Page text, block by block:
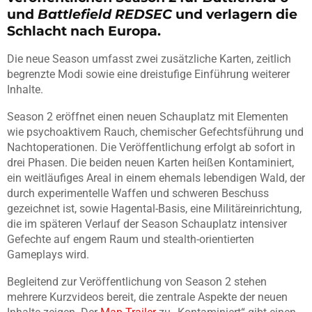
und Battlefield REDSECund verlagern die
Schlacht nach Europa.
Die neue Season umfasst zwei zusätzliche Karten, zeitlich
begrenzte Modi sowie eine dreistufige Einführung weiterer
Inhalte.
Season 2 eröffnet einen neuen Schauplatz mit Elementen
wie psychoaktivem Rauch, chemischer Gefechtsführung und
Nachtoperationen. Die Veröffentlichung erfolgt ab sofort in
drei Phasen. Die beiden neuen Karten heißen Kontaminiert,
ein weitläufiges Areal in einem ehemals lebendigen Wald, der
durch experimentelle Waffen und schweren Beschuss
gezeichnet ist, sowie Hagental-Basis, eine Militäreinrichtung,
die im späteren Verlauf der Season Schauplatz intensiver
Gefechte auf engem Raum und stealth-orientierten
Gameplays wird.
Begleitend zur Veröffentlichung von Season 2 stehen
mehrere Kurzvideos bereit, die zentrale Aspekte der neuen